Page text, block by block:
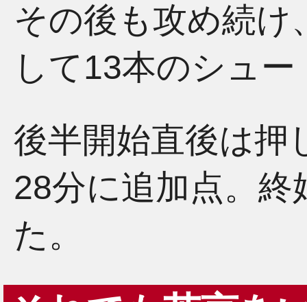
その後も攻め続け
して13本のシュ
後半開始直後は押
28分に追加点。
た。